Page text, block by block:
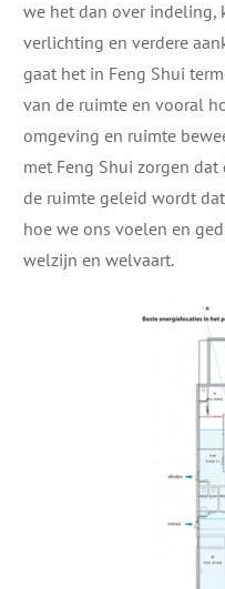
we het dan over indeling,
verlichting en verdere
gaat het in Feng Shui
van de ruimte en vooral
omgeving en ruimte
met Feng Shui zorgen
de ruimte geleid wordt
hoe we ons voelen en
welzijn en welvaart.